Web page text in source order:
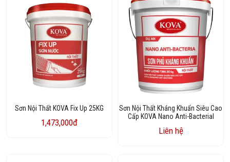
Sơn Nội Thất KOVA Fix Up 25KG
1,473,000đ
Sơn Nội Thất Kháng Khuẩn Siêu Cao
Cấp KOVA Nano Anti-Bacterial
Liên hệ